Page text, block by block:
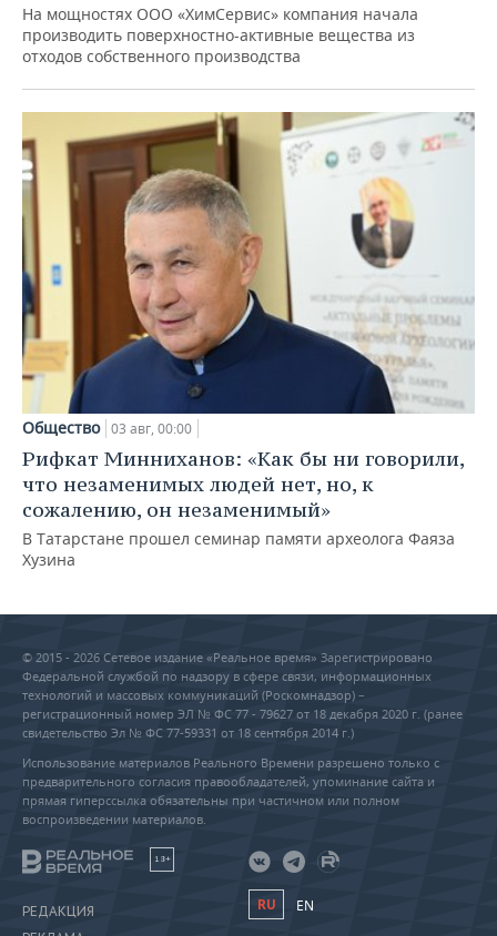
На мощностях ООО «ХимСервис» компания начала
производить поверхностно-активные вещества из
отходов собственного производства
Общество 03 авг, 00:00
Рифкат Минниханов: «Как бы ни говорили,
что незаменимых людей нет, но, к
сожалению, он незаменимый»
В Татарстане прошел семинар памяти археолога Фаяза
Хузина
© 2015 - 2026 Сетевое издание «Реальное время» Зарегистрировано
Федеральной службой по надзору в сфере связи, информационных
технологий и массовых коммуникаций (Роскомнадзор) –
регистрационный номер ЭЛ № ФС 77 - 79627 от 18 декабря 2020 г. (ранее
свидетельство Эл № ФС 77-59331 от 18 сентября 2014 г.)
Использование материалов Реального Времени разрешено только с
предварительного согласия правообладателей, упоминание сайта и
прямая гиперссылка обязательны при частичном или полном
воспроизведении материалов.
18+
РЕДАКЦИЯ
RU EN